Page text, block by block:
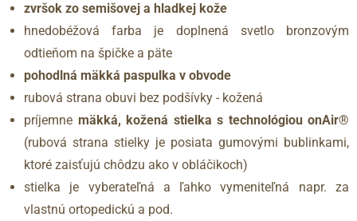
zvršok zo semišovej a hladkej kože
hnedobéžová farba je doplnená svetlo bronzovým
odtieňom na špičke a päte
pohodlná mäkká paspulka v obvode
rubová strana obuvi bez podšívky - kožená
príjemne mäkká, kožená stielka s technológiou onAir®
(rubová strana stielky je posiata gumovými bublinkami,
ktoré zaisťujú chôdzu ako v obláčikoch)
stielka je vyberateľná a ľahko vymeniteľná napr. za
vlastnú ortopedickú a pod.